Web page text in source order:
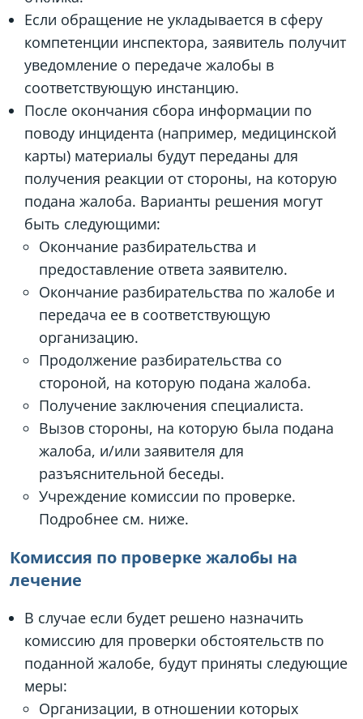
Если обращение не укладывается в сферу
компетенции инспектора, заявитель получит
уведомление о передаче жалобы в
соответствующую инстанцию.
После окончания сбора информации по
поводу инцидента (например, медицинской
карты) материалы будут переданы для
получения реакции от стороны, на которую
подана жалоба. Варианты решения могут
быть следующими:
Окончание разбирательства и
предоставление ответа заявителю.
Окончание разбирательства по жалобе и
передача ее в соответствующую
организацию.
Продолжение разбирательства со
стороной, на которую подана жалоба.
Получение заключения специалиста.
Вызов стороны, на которую была подана
жалоба, и/или заявителя для
разъяснительной беседы.
Учреждение комиссии по проверке.
Подробнее см. ниже.
Комиссия по проверке жалобы на
лечение
В случае если будет решено назначить
комиссию для проверки обстоятельств по
поданной жалобе, будут приняты следующие
меры:
Организации, в отношении которых